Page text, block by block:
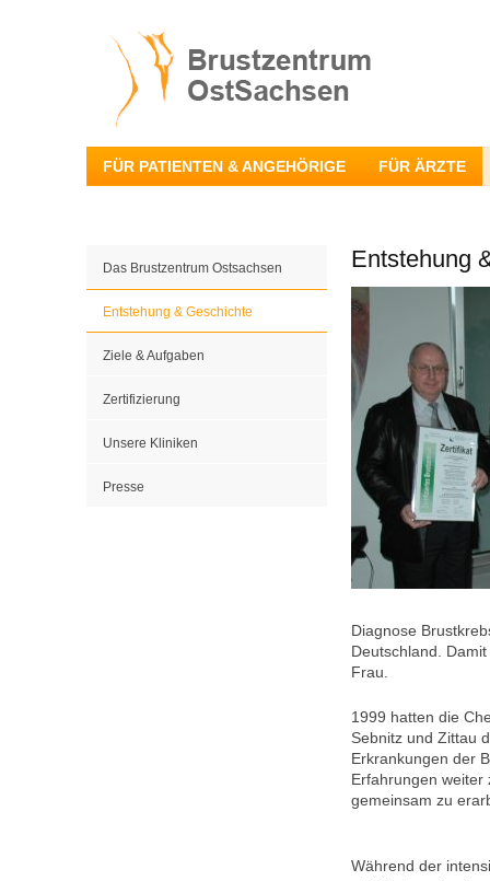
FÜR PATIENTEN & ANGEHÖRIGE FÜR ÄRZTE
Das Brustzentrum Ostsachsen
Entstehung & Geschichte
Ziele & Aufgaben
Zertifizierung
Unsere Kliniken
Presse
Entstehung
Diagnose
Deutschland.
Frau.
1999 hatten die
Sebnitz und Zittau
Erkrankungen der
Erfahrungen weiter
gemeinsam zu
Während der